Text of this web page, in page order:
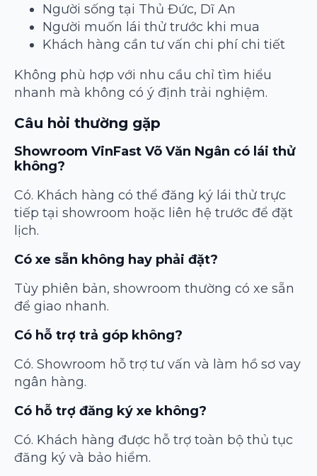
Người sống tại Thủ Đức, Dĩ An
Người muốn lái thử trước khi mua
Khách hàng cần tư vấn chi phí chi tiết
Không phù hợp với nhu cầu chỉ tìm hiểu
nhanh mà không có ý định trải nghiệm.
Câu hỏi thường gặp
Showroom VinFast Võ Văn Ngân có lái thử
không?
Có. Khách hàng có thể đăng ký lái thử trực
tiếp tại showroom hoặc liên hệ trước để đặt
lịch.
Có xe sẵn không hay phải đặt?
Tùy phiên bản, showroom thường có xe sẵn
để giao nhanh.
Có hỗ trợ trả góp không?
Có. Showroom hỗ trợ tư vấn và làm hồ sơ vay
ngân hàng.
Có hỗ trợ đăng ký xe không?
Có. Khách hàng được hỗ trợ toàn bộ thủ tục
đăng ký và bảo hiểm.